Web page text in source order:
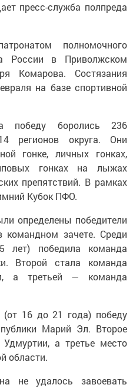
пресс-служба полпреда
полномочного
России в Приволжском
Комарова. Состязания
на базе спортивной
боролись 236
регионов округа. Они
гонке, личных гонках,
гонках на лыжах
препятствий. В рамках
Кубок ПФО.
определены победители
командном зачете. Среди
лет) победила команда
Второй стала команда
а третьей — команда
16 до 21 года) победу
Марий Эл. Второе
а третье место
области.
не удалось завоевать